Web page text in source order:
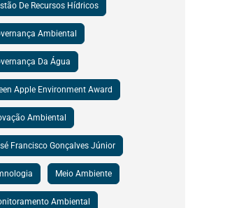
De Recursos Hídricos
Ambiental
Da Água
Apple Environment Award
Ambiental
Francisco Gonçalves Júnior
Meio Ambiente
Ambiental